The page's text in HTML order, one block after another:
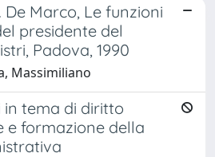
De Marco, Le funzioni
presidente del
Padova, 1990
Massimiliano
in tema di diritto
e formazione della